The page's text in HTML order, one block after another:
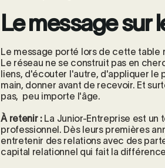
Le message sur
Le message porté lors de cette table
Le réseau ne se construit pas en
liens, d'écouter l'autre, d'appliquer le
main, donner avant de recevoir. Et
pas, peu importe l'âge.
À retenir :La Junior-Entreprise est un
professionnel. Dès leurs premières
entretenir des relations avec des
capital relationnel qui fait la